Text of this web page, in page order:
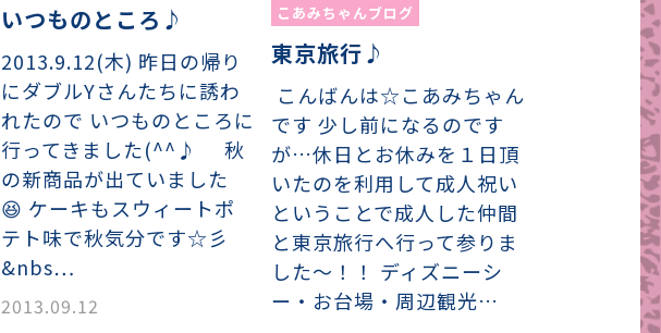
いつものところ♪
2013.9.12(木) 昨日の帰り
にダブルYさんたちに誘わ
れたので いつものところに
行ってきました(^^♪ 秋
の新商品が出ていました
😆 ケーキもスウィートポ
テト味で秋気分です☆彡
&nbs…
2013.09.12
こあみちゃんブログ
東京旅行♪
こんばんは☆こあみちゃん
です 少し前になるのです
が…休日とお休みを１日頂
いたのを利用して成人祝い
ということで成人した仲間
と東京旅行へ行って参りま
した～！！ ディズニーシ
ー・お台場・周辺観光…